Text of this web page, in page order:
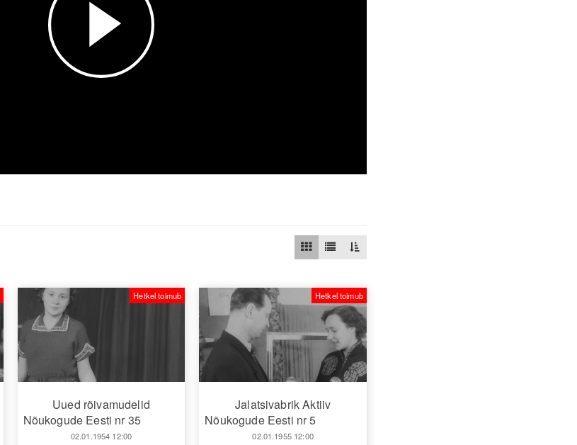
video
Uued rõivamudelid
Nõukogude Eesti nr 35
02.01.1954 12:00
Hetkel toimub
Jalatsivabrik Aktiiv
Nõukogude Eesti nr 5
02.01.1955 12:00
Hetkel toimub